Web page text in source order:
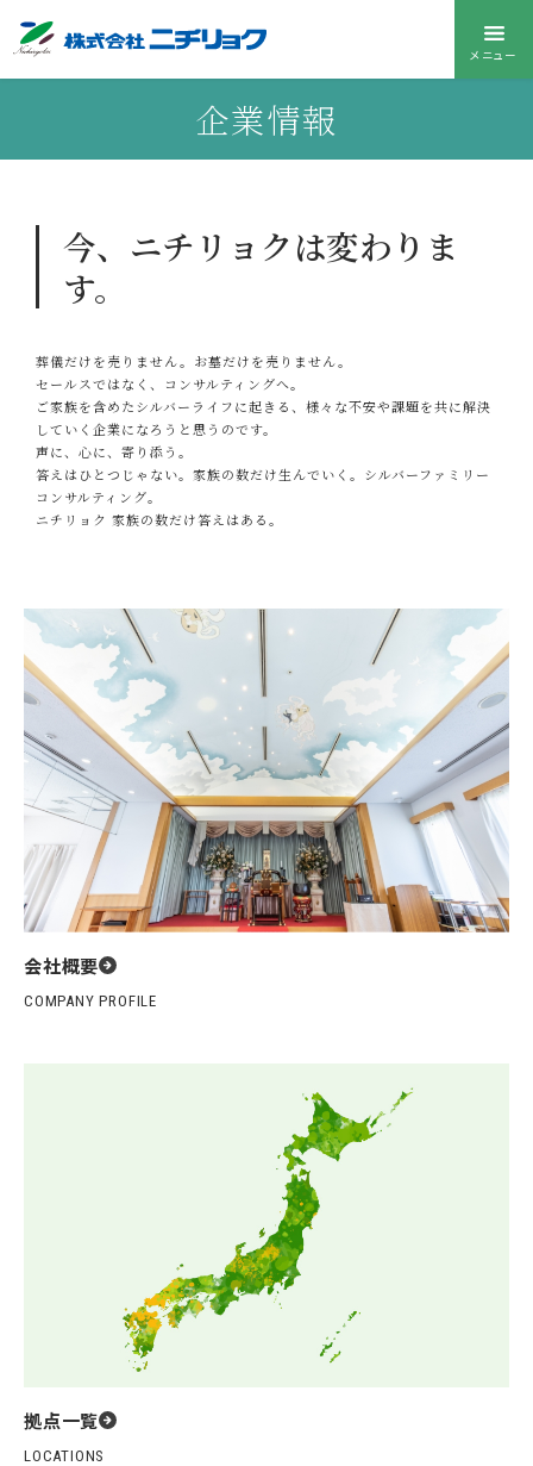
メニュー
企業情報
今、ニチリョクは変わりま
す。
葬儀だけを売りません。お墓だけを売りません。
セールスではなく、コンサルティングへ。
ご家族を含めたシルバーライフに起きる、様々な不安や課題を共に解決
していく企業になろうと思うのです。
声に、⼼に、寄り添う。
答えはひとつじゃない。家族の数だけ⽣んでいく。シルバーファミリー
コンサルティング。
ニチリョク 家族の数だけ答えはある。
会社概要
COMPANY PROFILE
拠点一覧
LOCATIONS